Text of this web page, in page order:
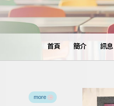
首頁 簡介 訊息
more